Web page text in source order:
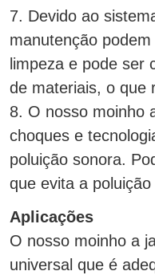
7. Devido ao
manutenção
limpeza e pode ser
de materiais, o que
8. O nosso moinho
choques e
poluição sonora.
que evita a poluição
Aplicações
O nosso moinho a
universal que é